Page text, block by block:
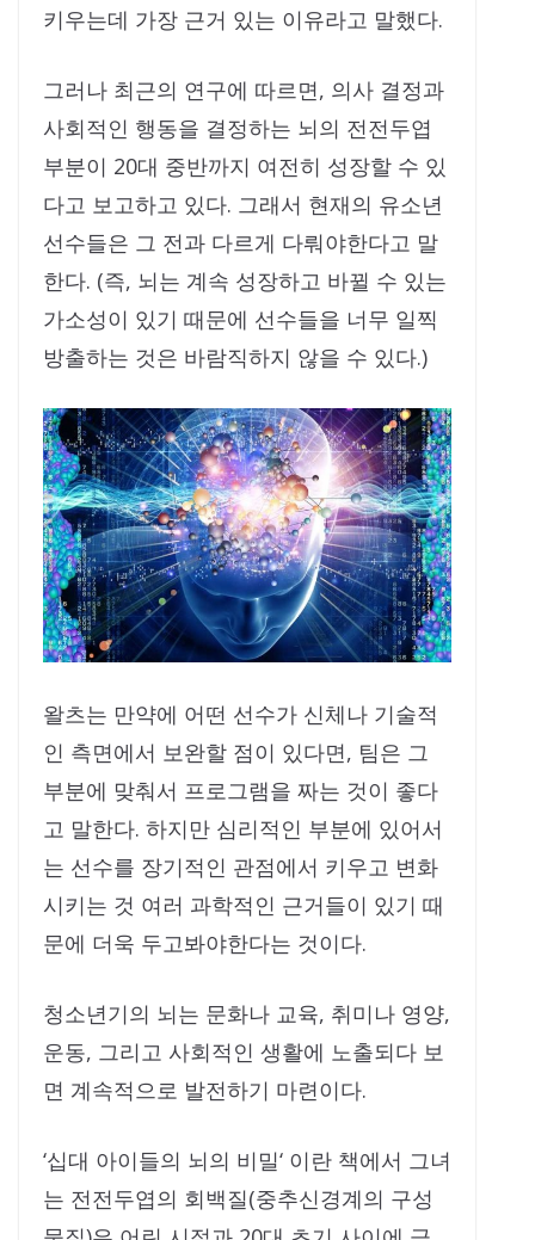
키우는데 가장 근거 있는 이유라고 말했다.
그러나 최근의 연구에 따르면, 의사 결정과
사회적인 행동을 결정하는 뇌의 전전두엽
부분이 20대 중반까지 여전히 성장할 수 있
다고 보고하고 있다. 그래서 현재의 유소년
선수들은 그 전과 다르게 다뤄야한다고 말
한다. (즉, 뇌는 계속 성장하고 바뀔 수 있는
가소성이 있기 때문에 선수들을 너무 일찍
방출하는 것은 바람직하지 않을 수 있다.)
왈츠는 만약에 어떤 선수가 신체나 기술적
인 측면에서 보완할 점이 있다면, 팀은 그
부분에 맞춰서 프로그램을 짜는 것이 좋다
고 말한다. 하지만 심리적인 부분에 있어서
는 선수를 장기적인 관점에서 키우고 변화
시키는 것 여러 과학적인 근거들이 있기 때
문에 더욱 두고봐야한다는 것이다.
청소년기의 뇌는 문화나 교육, 취미나 영양,
운동, 그리고 사회적인 생활에 노출되다 보
면 계속적으로 발전하기 마련이다.
‘십대 아이들의 뇌의 비밀‘ 이란 책에서 그녀
는 전전두엽의 회백질(중추신경계의 구성